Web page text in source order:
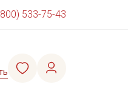
533-75-43